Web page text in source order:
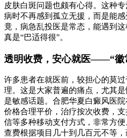
皮肤白斑问题也颇有心得。这种
病时不再感到孤立无援，而是能
竟，病急乱投医是常态，能遇到
真是“巴适得很”。
透明收费，安心就医——“徽
许多患者在就医前，较担心的莫
理。这是大家普遍的痛点，尤其
是敏感话题。合肥华夏白癜风医
价格合理平价，治疗按次收费，
信等多种移动支付方式，非常方
查费根据项目几十到几百元不等